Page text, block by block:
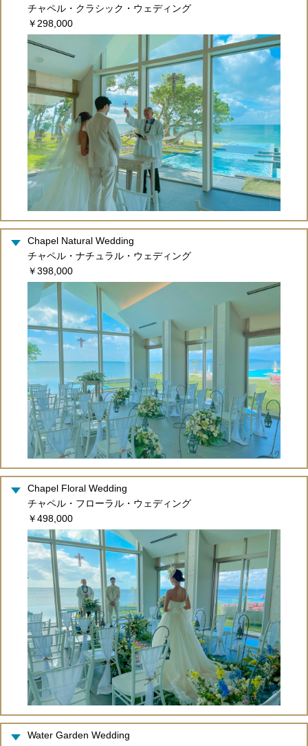
チャペル・クラシック・ウェディング
￥298,000
Chapel Natural Wedding
チャペル・ナチュラル・ウェディング
￥398,000
Chapel Floral Wedding
チャペル・フローラル・ウェディング
￥498,000
Water Garden Wedding